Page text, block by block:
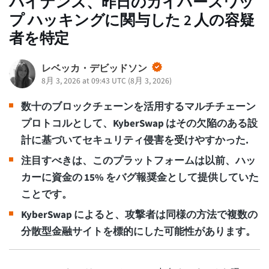
プ ハッキングに関与した 2 人の容疑
者を特定
レベッカ・デビッドソン
8月 3, 2026 at 09:43 UTC (8月 3, 2026)
数十のブロックチェーンを活用するマルチチェーン
プロトコルとして、KyberSwap はその欠陥のある設
計に基づいてセキュリティ侵害を受けやすかった.
注目すべきは、このプラットフォームは以前、ハッ
カーに資金の 15% をバグ報奨金として提供していた
ことです。
KyberSwap によると、攻撃者は同様の方法で複数の
分散型金融サイトを標的にした可能性があります。